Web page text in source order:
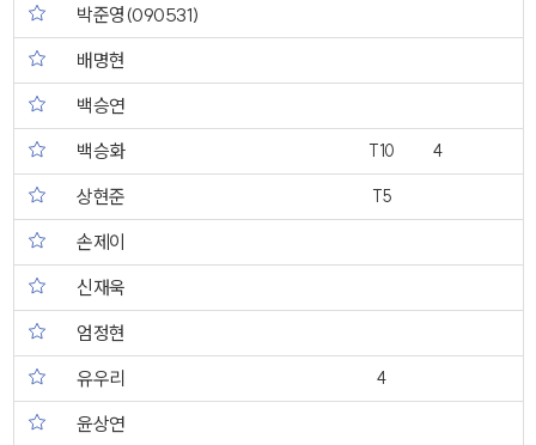
박준영(090531)
배명현
백승연
백승화
T10 4
상현준 T5
손제이
신재욱
엄정현
유우리
4
윤상연